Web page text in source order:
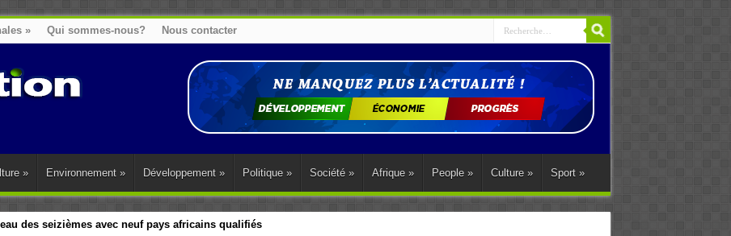
» Qui sommes-nous? Nous contacter
» Environnement » Développement » Politique » Société » Afrique » People » Culture » Sport »
des seizièmes avec neuf pays africains qualifiés
sa diaspora tentent de parler d’une seule voix sur la question des réparations